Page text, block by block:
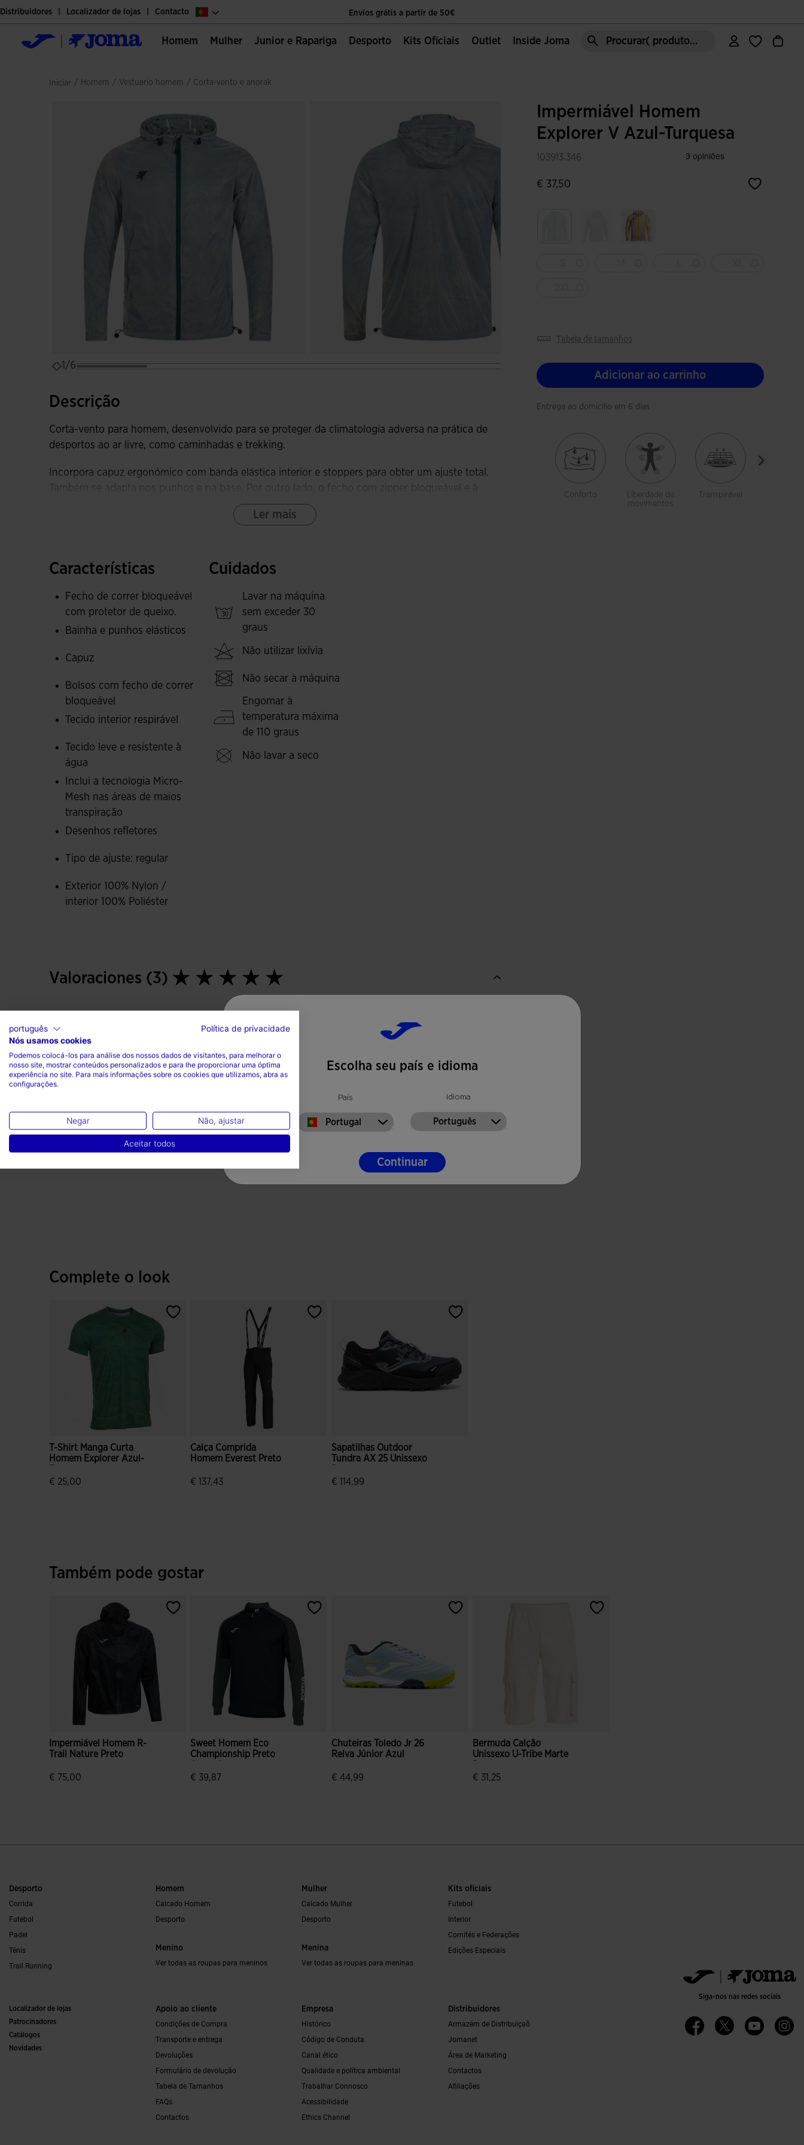
Envios grátis a partir de 50€
O único sítio oficial da Joma Sport
Envios grátis a partir de 50€
Distribuidores Localizador de lojas Contacto
Homem Mulher Junior e Rapariga Desporto Kits Oficiais Outlet Inside Joma Procurar( produto, moda, área, etc)
Iniciar / homem / vestuario homem / corta-vento e anorak
1/6
Descrição
Corta-vento para homem, desenvolvido para se proteger da climatologia adversa na prática de
desportos ao ar livre, como caminhadas e trekking.
Incorpora capuz ergonómico com banda elástica interior e stoppers para obter um ajuste total.
Também se adapta nos punhos e na base. Por outro lado, o fecho com zipper bloqueável e à
prova de água termina com protetor no queixo para um uso mais confortável.
Elaborado com tecido duplo. A parte interior foi elaborada com a tecnologia MICRO-MESH
SYSTEM, que absorve o suor e mantém constante a temperatura corporal. O exterior com efeito
transparente deixa ver o print interior. Resiste à água e é corta-vento, além de resistente e leve.
Logotipo Joma refletor para aumentar a visibilidade do desportista em condições de pouca luz.
Ler mais
Características
Fecho de correr bloqueável
com protetor de queixo.
Bainha e punhos elásticos
Capuz
Bolsos com fecho de correr
bloqueável
Tecido interior respirável
Tecido leve e resistente à
água
Inclui a tecnologia Micro-
Mesh nas áreas de maios
transpiração
Desenhos refletores
Tipo de ajuste: regular
Exterior 100% Nylon /
interior 100% Poliéster
Cuidados
Lavar na máquina
sem exceder 30
graus
Não utilizar lixívia
Não secar à máquina
Engomar à
temperatura máxima
de 110 graus
Não lavar a seco
Valoraciones (3)
Impermiável Homem
Explorer V Azul-Turquesa
103913.346
€ 37,50
tabela de tamanhos
Adicionar ao carrinho
Entrega ao domicílio em 6 dias
Conforto
Liberdade de
movimentos
Transpirável
Complete o look
T-Shirt Manga Curta
Homem Explorer Azul-
€ 25,00
Calça Comprida
Homem Everest Preto
€ 137,43
Sapatilhas Outdoor
Tundra AX 25 Unissexo
€ 114,99
Também pode gostar
Impermiável Homem R-
Trail Nature Preto
€ 75,00
Sweet Homem Eco
Championship Preto
€ 39,87
Chuteiras Toledo Jr 26
Relva Júnior Azul
€ 44,99
Bermuda Calção
Unissexo U-Tribe Marte
€ 31,25
Desporto
Corrida
Futebol
Padel
Ténis
Trail Running
Homem
Calcado Homem
Desporto
Menino
Ver todas as roupas para meninos
Mulher
Calcado Mulher
Desporto
Menina
Ver todas as roupas para meninas
Kits oficiais
Futebol
Interior
Comités e Federações
Edições Especiais
Localizador de lojas
Patrocinadores
Catálogos
Novidades
Apoio ao cliente
Condições de Compra
Transporte e entrega
Devoluções
Formulário de devolução
Tabela de Tamanhos
FAQs
Contactos
Empresa
Histórico
Código de Conduta
Canal ético
Qualidade e política ambiental
Trabalhar Connosco
Acessibilidade
Ethics Channel
Distribuidores
Armazém de Distribuiçaõ
Jomanet
Área de Marketing
Contactos
Afiliações
Siga-nos nas redes sociais
Escolha seu país e idioma
País
Portugal
Idioma
Português
Continuar
português
Política de privacidade
Nós usamos cookies
Podemos colocá-los para análise dos nossos dados de visitantes, para melhorar o
nosso site, mostrar conteúdos personalizados e para lhe proporcionar uma óptima
experiência no site. Para mais informações sobre os cookies que utilizamos, abra as
configurações.
Negar Não, ajustar
Aceitar todos